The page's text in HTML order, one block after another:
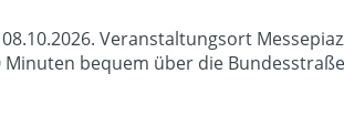
Veranstaltungsort
Minuten bequem über die